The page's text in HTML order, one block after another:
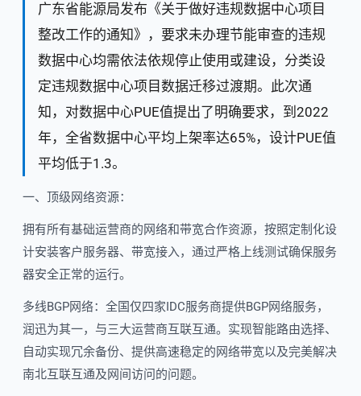
广东省能源局发布《关于做好违规数据中心项目
整改工作的通知》，要求未办理节能审查的违规
数据中心均需依法依规停止使用或建设，分类设
定违规数据中心项目数据迁移过渡期。此次通
知，对数据中心PUE值提出了明确要求，到2022
年，全省数据中心平均上架率达65%，设计PUE值
平均低于1.3。
一、顶级网络资源：
拥有所有基础运营商的网络和带宽合作资源，按照定制化设
计安装客户服务器、带宽接入，通过严格上线测试确保服务
器安全正常的运行。
多线BGP网络：全国仅四家IDC服务商提供BGP网络服务，
润迅为其一，与三大运营商互联互通。实现智能路由选择、
自动实现冗余备份、提供高速稳定的网络带宽以及完美解决
南北互联互通及网间访问的问题。